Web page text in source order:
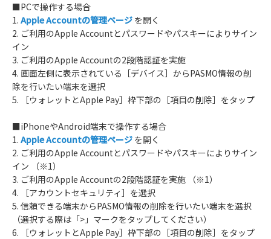
■PCで操作する場合
1. Apple Accountの管理ページ を開く
2. ご利用のApple Accountとパスワードやパスキーによりサイン
イン
3. ご利用のApple Accountの2段階認証を実施
4. 画面左側に表示されている［デバイス］からPASMO情報の削
除を行いたい端末を選択
5. ［ウォレットとApple Pay］枠下部の［項目の削除］をタップ
■iPhoneやAndroid端末で操作する場合
1. Apple Accountの管理ページ を開く
2. ご利用のApple Accountとパスワードやパスキーによりサイン
イン （※1）
3. ご利用のApple Accountの2段階認証を実施 （※1）
4. ［アカウントセキュリティ］を選択
5. 信頼できる端末からPASMO情報の削除を行いたい端末を選択
（選択する際は「>」マークをタップしてください）
6. ［ウォレットとApple Pay］枠下部の［項目の削除］をタップ